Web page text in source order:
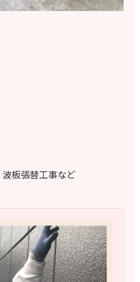
板張替工事など